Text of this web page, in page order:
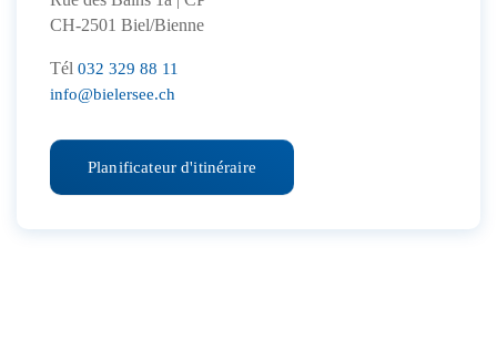
CH-2501 Biel/Bienne
Tél 032 329 88 11
info@bielersee.ch
Planificateur d'itinéraire